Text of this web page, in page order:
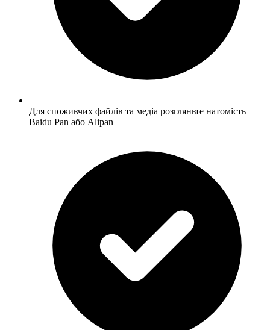
Для споживчих файлів та медіа розгляньте натомість
Baidu Pan або Alipan